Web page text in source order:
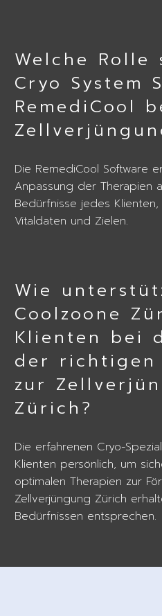
Welche
Cryo System
RemediCool
Die RemediCool Software
Anpassung der Therapien
Bedürfnisse jedes
Vitaldaten und Zielen.
Wie
Coolzoone
Klienten bei
der richtigen
zur
Zürich?
Die erfahrenen Cryo-
Klienten persönlich, um
optimalen Therapien zur
Zellverjüngung Zürich
Bedürfnissen entsprechen.